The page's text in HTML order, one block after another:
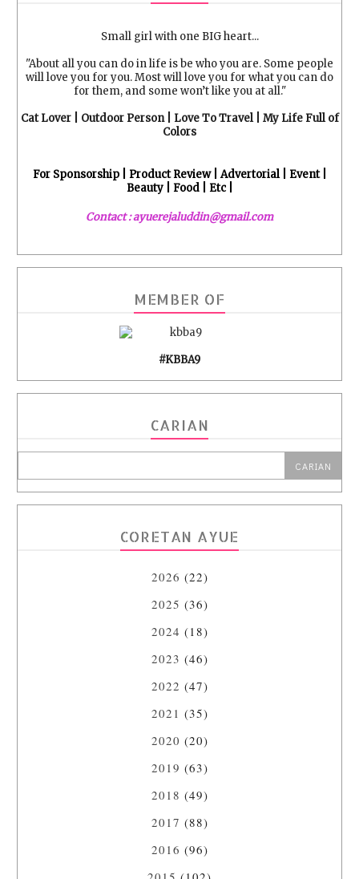
Small girl with one BIG heart...
"About all you can do in life is be who you are. Some people
will love you for you. Most will love you for what you can do
for them, and some won’t like you at all."
Cat Lover | Outdoor Person | Love To Travel | My Life Full of
Colors
For Sponsorship | Product Review | Advertorial | Event |
Beauty | Food | Etc |
Contact : ayuerejaluddin@gmail.com
MEMBER OF
#KBBA9
CARIAN
CORETAN AYUE
2026 (22)
2025 (36)
2024 (18)
2023 (46)
2022 (47)
2021 (35)
2020 (20)
2019 (63)
2018 (49)
2017 (88)
2016 (96)